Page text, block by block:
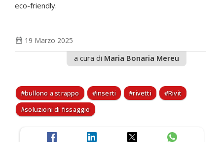
eco-friendly.
calendar_month 19 Marzo 2025
a cura di Maria Bonaria Mereu
bullono a strappo inserti rivetti
Rivit
soluzioni di fissaggio